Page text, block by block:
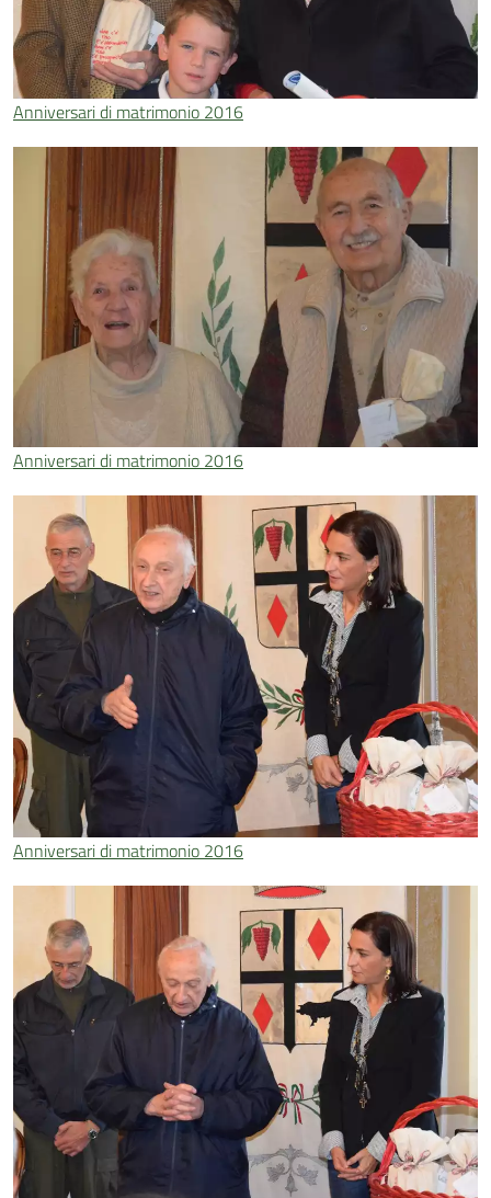
Anniversari di matrimonio 2016
Anniversari di matrimonio 2016
Anniversari di matrimonio 2016